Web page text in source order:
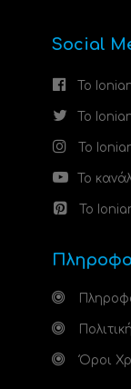
Social
Το
Το
Το
Το
Το
Όροι